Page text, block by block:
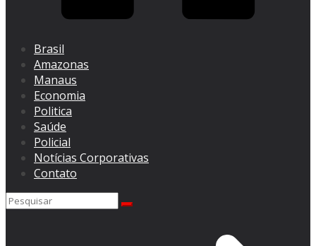
Brasil
Amazonas
Manaus
Economia
Politica
Saúde
Policial
Notícias Corporativas
Contato